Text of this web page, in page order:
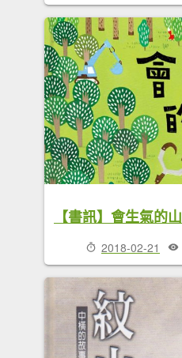
【書訊】會生氣的山
2018-02-21